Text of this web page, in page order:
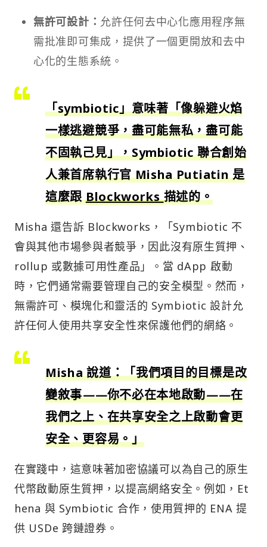
無許可設計： 允許任何去中心化應用程序無
需批准即可集成，提供了一個更開放和去中
心化的生態系統。
「symbiotic」意味著「像躲避火焰
一樣逃避競爭，盡可能無私，盡可能
不固執己見」，Symbiotic 聯合創始
人兼首席執行官 Misha Putiatin 是
這麼跟Blockworks描述的。
Misha 還告訴 Blockworks，「Symbiotic 不
會與其他市場參與者競爭，因此沒有原生質押、
rollup 或數據可用性產品」。當 dApp 啟動
時，它們通常需要管理自己的安全模型。然而，
無需許可、模塊化和靈活的 Symbiotic 設計允
許任何人使用共享安全性來保護他們的網絡。
Misha 說道：「我們項目的目標是改
變敘事——你不必在本地啟動——在
我們之上、在共享安全之上啟動會更
安全、更容易。」
在實踐中，這意味著加密協議可以為自己的原生
代幣啟動原生質押，以提高網絡安全。例如，Et
hena 與 Symbiotic 合作，使用質押的 ENA 提
供 USDe 跨鏈證券。